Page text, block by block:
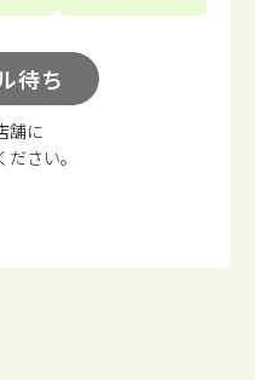
待ち
舗に
さい。